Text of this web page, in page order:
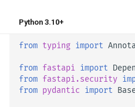
Python 3.10+
from typing import
from fastapi import
from fastapi.security
from pydantic import